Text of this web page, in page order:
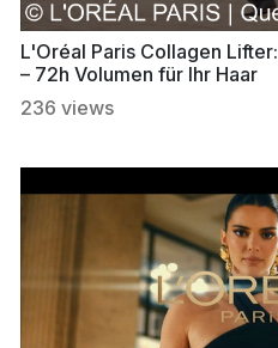
L'Oréal Paris Collagen
– 72h Volumen für Ihr Haar
236 views